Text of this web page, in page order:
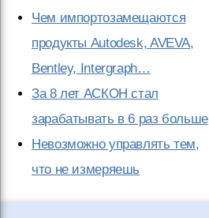
Чем импортозамещаются
продукты Autodesk, AVEVA,
Bentley, Intergraph…
За 8 лет АСКОН стал
зарабатывать в 6 раз больше
Невозможно управлять тем,
что не измеряешь